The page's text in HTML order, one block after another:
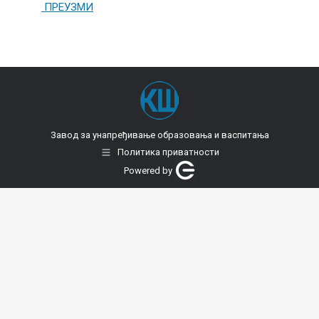
ПРЕУЗМИ
Завод за унапређивање образовања и васпитања
Политика приватности
Powered by